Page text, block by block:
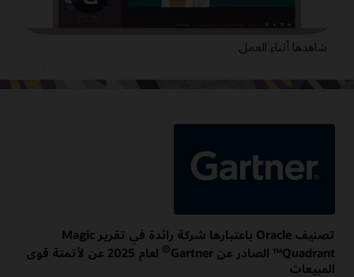
شاهدها أثناء العمل
تصنيف Oracle باعتبارها شركة رائدة في تقرير Magic
Quadrant™ الصادر عن Gartner
® لعام 2025 عن
لأتمتة قوى
المبيعات